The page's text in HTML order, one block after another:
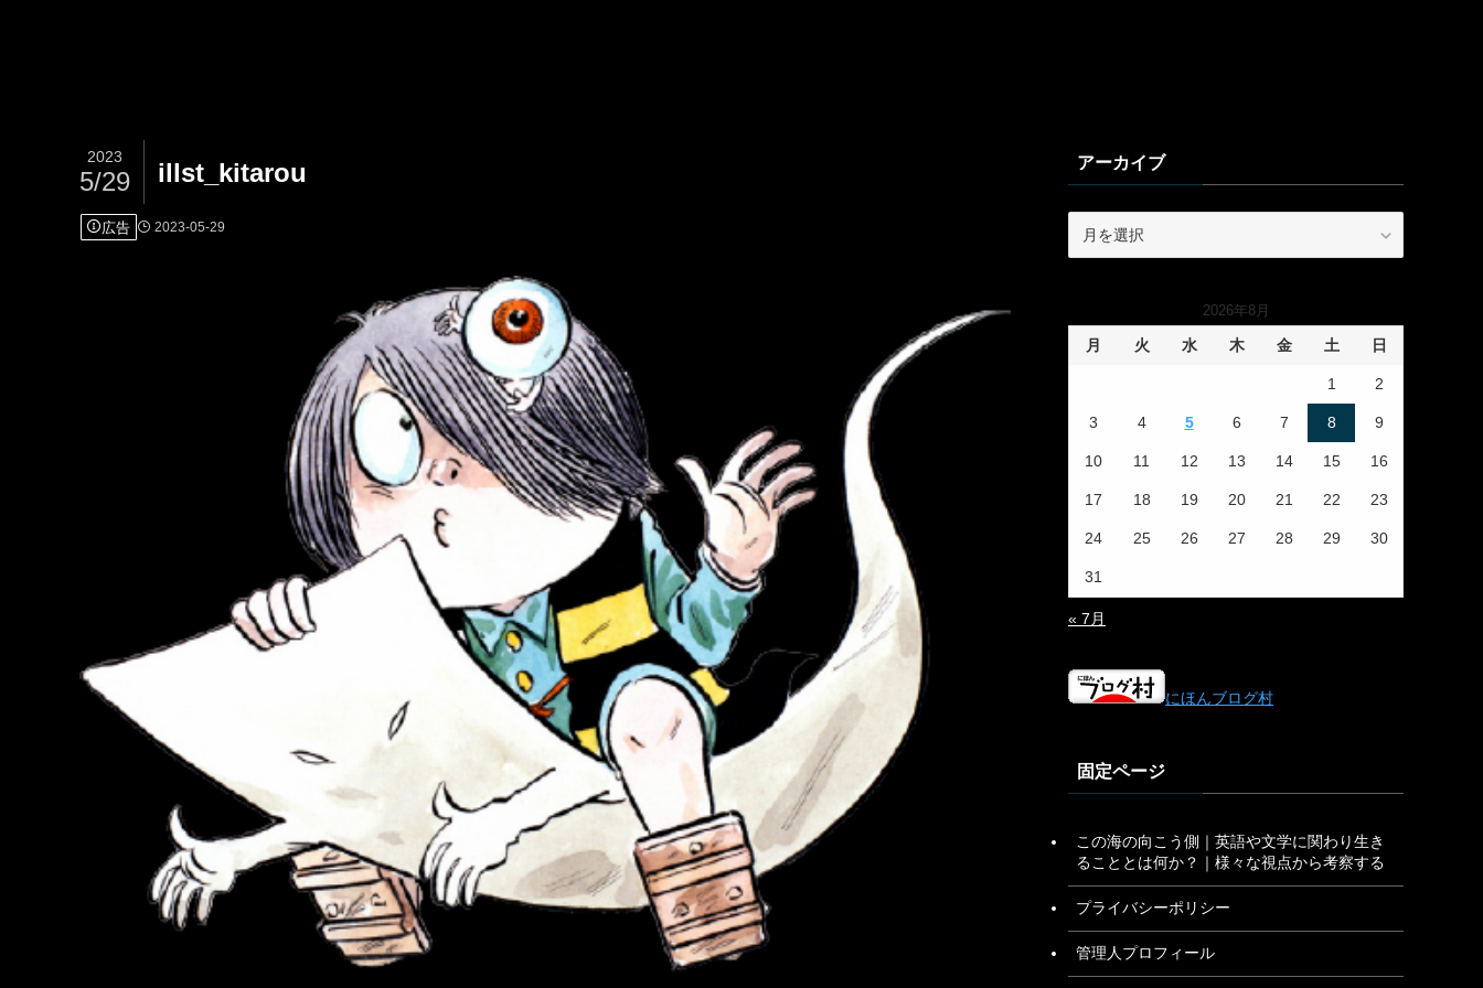
illst_kitarou
2023
5/29
広告 2023-05-29
アーカイブ
2026年8月
月 火 水 木 金 土 日
1 2
3 4 5 6 7 8 9
10 11 12 13 14 15 16
17 18 19 20 21 22 23
24 25 26 27 28 29 30
31
« 7月
にほんブログ村
固定ページ
この海の向こう側｜英語や文学に関わり生き
ることとは何か？｜様々な視点から考察する
プライバシーポリシー
管理人プロフィール